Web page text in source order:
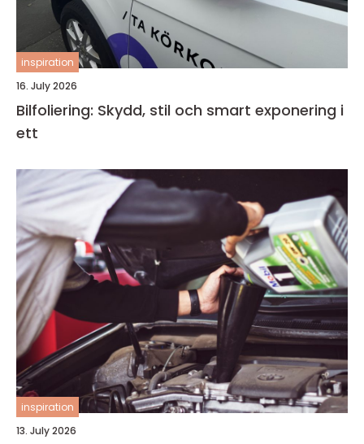
inspiration
16. July 2026
Bilfoliering: Skydd, stil och smart exponering i
ett
inspiration
13. July 2026